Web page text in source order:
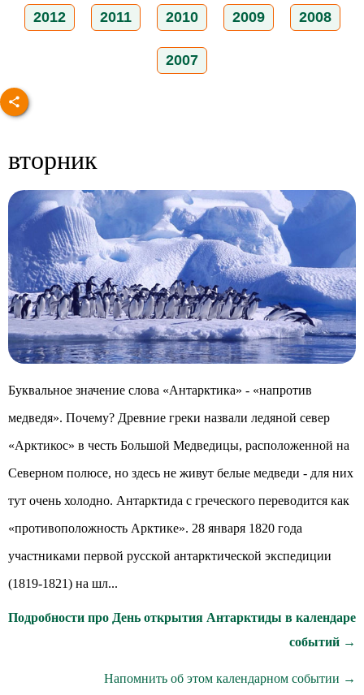
2012 2011 2010 2009 2008
2007
вторник
Буквальное значение слова «Антарктика» - «напротив
медведя». Почему? Древние греки назвали ледяной север
«Арктикос» в честь Большой Медведицы, расположенной на
Северном полюсе, но здесь не живут белые медведи - для них
тут очень холодно. Антарктида с греческого переводится как
«противоположность Арктике». 28 января 1820 года
участниками первой русской антарктической экспедиции
(1819-1821) на шл...
Подробности про День открытия Антарктиды в календаре
событий →
Напомнить об этом календарном событии →